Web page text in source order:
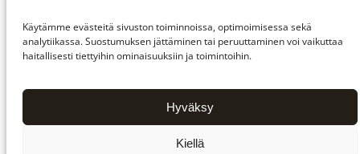
Käytämme evästeitä sivuston toiminnoissa, optimoimisessa sekä
analytiikassa. Suostumuksen jättäminen tai peruuttaminen voi vaikuttaa
haitallisesti tiettyihin ominaisuuksiin ja toimintoihin.
Hyväksy
Kiellä